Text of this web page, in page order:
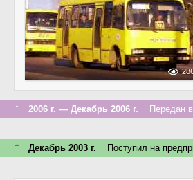
↑ 2006 г. — Декабрь 2006 г. Передан в
↑ Декабрь 2003 г. Поступил на